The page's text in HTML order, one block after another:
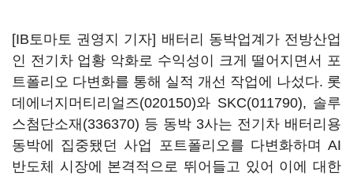
[IB토마토 권영지 기자] 배터리 동박업계가 전방산업
인 전기차 업황 악화로 수익성이 크게 떨어지면서 포
트폴리오 다변화를 통해 실적 개선 작업에 나섰다. 롯
데에너지머티리얼즈(020150)와 SKC(011790), 솔루
스첨단소재(336370) 등 동박 3사는 전기차 배터리용
동박에 집중됐던 사업 포트폴리오를 다변화하며 AI
반도체 시장에 본격적으로 뛰어들고 있어 이에 대한